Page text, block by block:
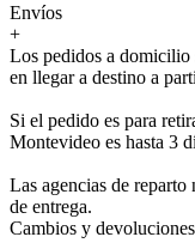
Envíos
+
Los pedidos a domicilio
en llegar a destino a
Si el pedido es para
Montevideo es hasta 3
Las agencias de
de entrega.
Cambios y devoluciones